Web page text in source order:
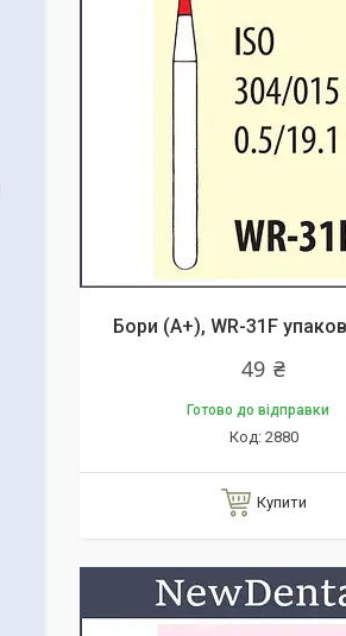
Бори (A+), WR-31F
49 ₴
Готово до відправки
2880
Купити